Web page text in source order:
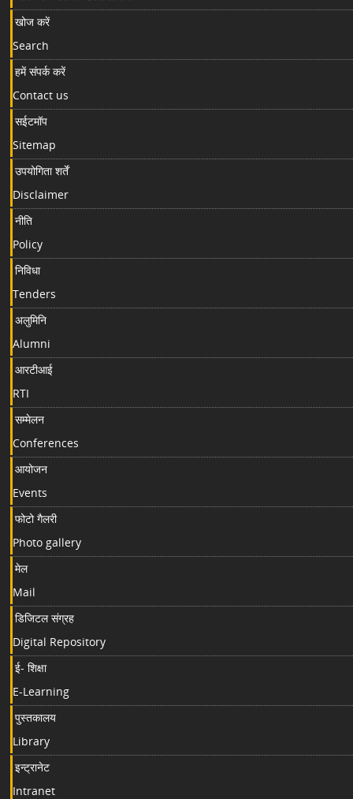
खोज करें
Search
हमें संपर्क करें
Contact us
सईटमॉप
Sitemap
उपयोगिता शर्तें
Disclaimer
नीति
Policy
निविधा
Tenders
अलुमिनि
Alumni
आरटीआई
RTI
सम्मेलन
Conferences
आयोजन
Events
फोटो गैलरी
Photo gallery
मेल
Mail
डिजिटल संग्रह
Digital Repository
ई- शिक्षा
E-Learning
पुस्तकालय
Library
इन्ट्रानेट
Intranet